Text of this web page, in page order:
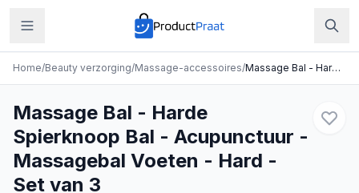
Home/Beauty verzorging/Massage-accessoires/ Massage Bal - Harde Spierknoop Bal - Acupunctuur - Massagebal Voeten - Hard - Set van 3
Massage Bal - Harde
Spierknoop Bal - Acupunctuur -
Massagebal Voeten - Hard -
Set van 3